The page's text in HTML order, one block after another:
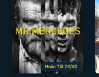
Hoàn Tất (10/10)